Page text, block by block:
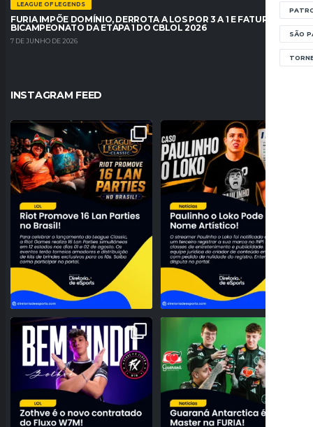
SÃO
LEAGUE OF LEGENDS
FURIA IMPÕE DOMÍNIO, DERROTA A LOS POR 3 A 1 E FATURA O
BICAMPEONATO DA ETAPA 1 DO CBLOL 2026
7 DE JUNHO DE 2026
INSTAGRAM FEED
A NOSTALGIA VAI DOMINAR O BRASIL!
RIOT ANUNCIA 16...
26 0
PROBLEMAS NO REGISTRO! PAULINHO
O LOKO PODE PERDER
157
NOVO TOPO NO RIFT! FLUXO W7M
ANUNCIA A CHEGADA DE
95 3
O BRASIL DOMINANDO O SERVIDOR!
GUARANÁ ANTARCTICA
42 0